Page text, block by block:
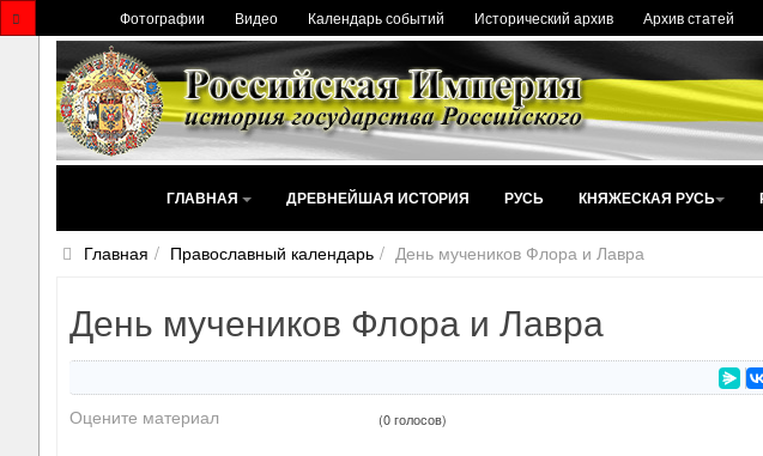
Фотографии Видео Календарь событий Исторический архив Архив статей
ГЛАВНАЯ ДРЕВНЕЙШАЯ ИСТОРИЯ РУСЬ КНЯЖЕСКАЯ РУСЬ
Главная Православный календарь День мучеников Флора и Лавра
День мучеников Флора и Лавра
Оцените материал (0 голосов)